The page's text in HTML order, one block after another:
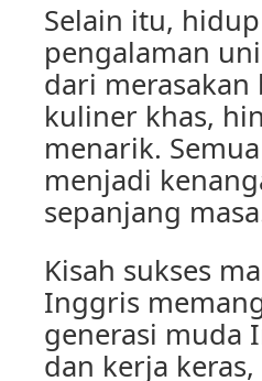
Selain itu,
pengalaman
dari
kuliner khas,
menarik.
menjadi
sepanjang
Kisah sukses
Inggris
generasi muda
dan kerja